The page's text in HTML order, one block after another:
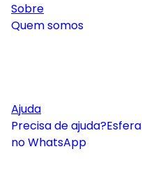
Sobre
Quem somos
Ajuda
Precisa de ajuda?Esfera
no WhatsApp